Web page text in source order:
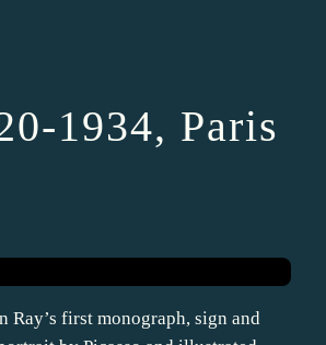
1934, Paris
Ray’s first monograph, sign and